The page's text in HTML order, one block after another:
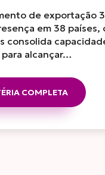
de exportação
em 38 países,
consolida
alcançar…
COMPLETA